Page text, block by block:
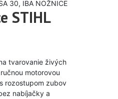
30, IBA NOŽNICE
STIHL
tvarovanie živých
motorovou
rozostupom zubov
nabíjačky a